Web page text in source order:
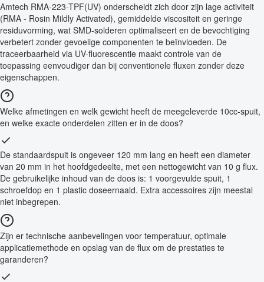
Amtech RMA-223-TPF(UV) onderscheidt zich door zijn lage activiteit
(RMA - Rosin Mildly Activated), gemiddelde viscositeit en geringe
residuvorming, wat SMD-solderen optimaliseert en de bevochtiging
verbetert zonder gevoelige componenten te beïnvloeden. De
traceerbaarheid via UV-fluorescentie maakt controle van de
toepassing eenvoudiger dan bij conventionele fluxen zonder deze
eigenschappen.
Welke afmetingen en welk gewicht heeft de meegeleverde 10cc-spuit,
en welke exacte onderdelen zitten er in de doos?
De standaardspuit is ongeveer 120 mm lang en heeft een diameter
van 20 mm in het hoofdgedeelte, met een nettogewicht van 10 g flux.
De gebruikelijke inhoud van de doos is: 1 voorgevulde spuit, 1
schroefdop en 1 plastic doseernaald. Extra accessoires zijn meestal
niet inbegrepen.
Zijn er technische aanbevelingen voor temperatuur, optimale
applicatiemethode en opslag van de flux om de prestaties te
garanderen?